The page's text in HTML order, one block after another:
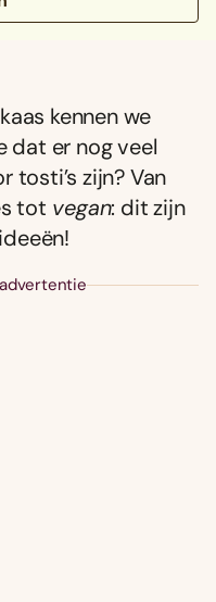
kennen we
dat er nog veel
tosti’s zijn? Van
tot vegan: dit zijn